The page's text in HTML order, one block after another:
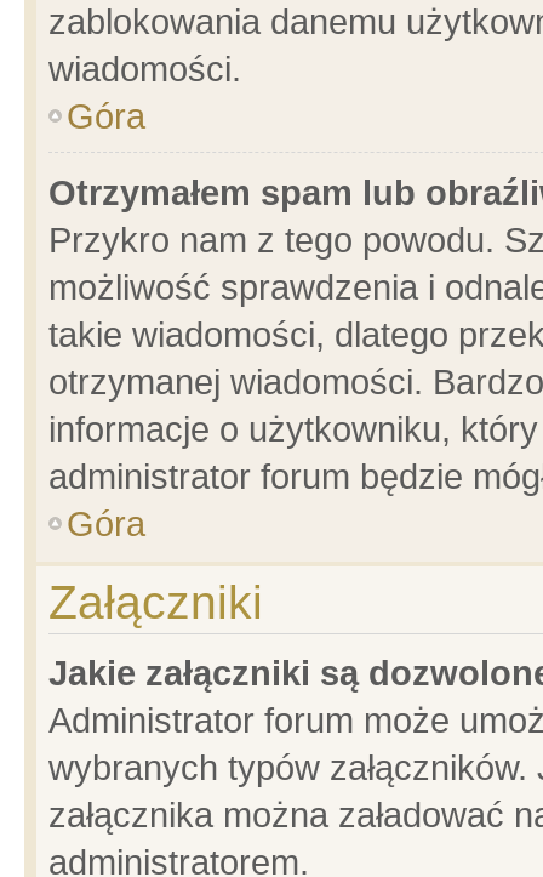
zablokowania danemu
wiadomości.
Góra
Otrzymałem spam lub
Przykro nam z tego powodu.
możliwość sprawdzenia i
takie wiadomości, dlatego
otrzymanej wiadomości.
informacje o użytkowniku,
administrator forum będzie
Góra
Załączniki
Jakie załączniki są
Administrator forum może
wybranych typów
załącznika można załadować
administratorem.